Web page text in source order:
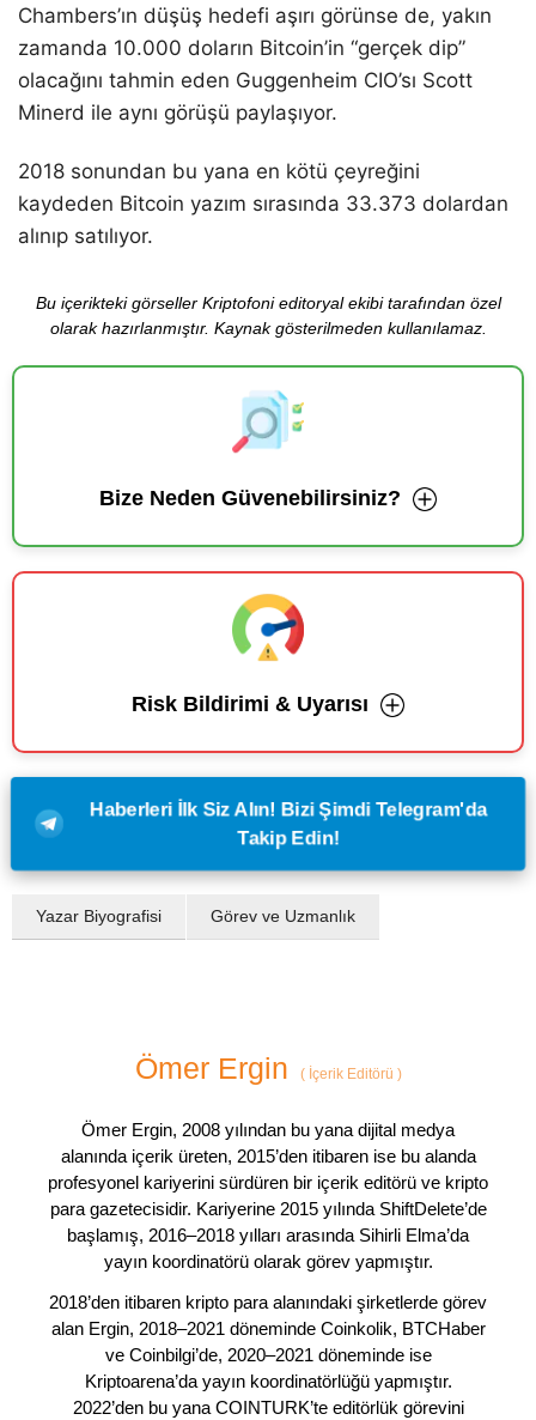
Chambers’ın düşüş hedefi aşırı görünse de, yakın
zamanda 10.000 doların Bitcoin’in “gerçek dip”
olacağını tahmin eden Guggenheim CIO’sı Scott
Minerd ile aynı görüşü paylaşıyor.
2018 sonundan bu yana en kötü çeyreğini
kaydeden Bitcoin yazım sırasında 33.373 dolardan
alınıp satılıyor.
Bu içerikteki görseller Kriptofoni editoryal ekibi tarafından özel
olarak hazırlanmıştır. Kaynak gösterilmeden kullanılamaz.
Bize Neden Güvenebilirsiniz?
Risk Bildirimi & Uyarısı
Haberleri İlk Siz Alın! Bizi Şimdi Telegram'da
Takip Edin!
Yazar Biyografisi Görev ve Uzmanlık
Ömer Ergin (İçerik Editörü )
Ömer Ergin, 2008 yılından bu yana dijital medya
alanında içerik üreten, 2015’den itibaren ise bu alanda
profesyonel kariyerini sürdüren bir içerik editörü ve kripto
para gazetecisidir. Kariyerine 2015 yılında ShiftDelete’de
başlamış, 2016–2018 yılları arasında Sihirli Elma’da
yayın koordinatörü olarak görev yapmıştır.
2018’den itibaren kripto para alanındaki şirketlerde görev
alan Ergin, 2018–2021 döneminde Coinkolik, BTCHaber
ve Coinbilgi’de, 2020–2021 döneminde ise
Kriptoarena’da yayın koordinatörlüğü yapmıştır.
2022’den bu yana COINTURK’te editörlük görevini